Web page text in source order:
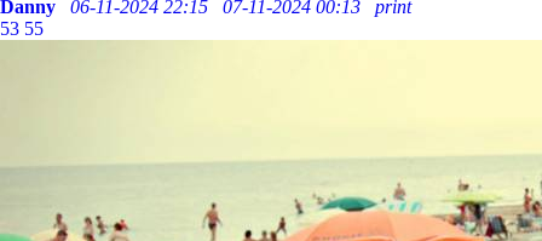
Danny
06-11-2024 22:15 07-11-2024 00:13
print
53 55